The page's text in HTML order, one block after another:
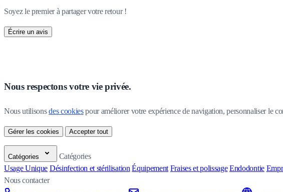
Soyez le premier à partager votre retour !
Écrire un avis
Nous respectons votre vie privée.
Nous utilisons des cookies pour améliorer votre expérience de navigation, personnaliser le
Gérer les cookies Accepter tout
Catégories
Catégories
Usage Unique Désinfection et stérilisation Équipement Fraises et polissage Endodontie
Nous contacter